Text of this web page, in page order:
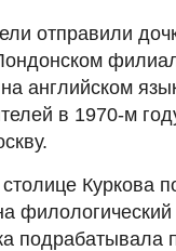
отправили
английском
в 1970-м
Куркова
филологический
подрабатывала